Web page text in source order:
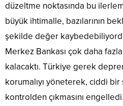
düzeltme noktasında bu
büyük ihtimalle, bazılarının
şekilde değer
Merkez Bankası çok daha
kalacaktı. Türkiye gerek
korumalıyı yöneterek, ciddi
kontrolden çıkmasını